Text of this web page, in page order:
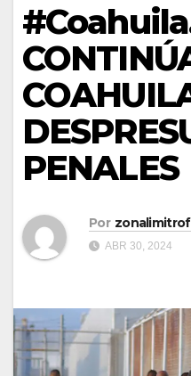
PENALES
Por
ABR 30, 2024